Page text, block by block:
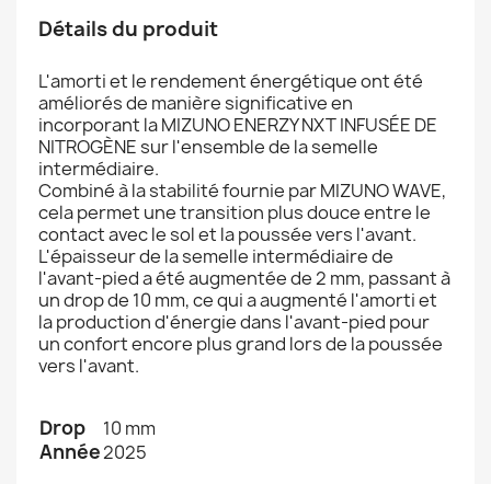
Détails du produit
L'amorti et le rendement énergétique ont été
améliorés de manière significative en
incorporant la MIZUNO ENERZY NXT INFUSÉE DE
NITROGÈNE sur l'ensemble de la semelle
intermédiaire.
Combiné à la stabilité fournie par MIZUNO WAVE,
cela permet une transition plus douce entre le
contact avec le sol et la poussée vers l'avant.
L'épaisseur de la semelle intermédiaire de
l'avant-pied a été augmentée de 2 mm, passant à
un drop de 10 mm, ce qui a augmenté l'amorti et
la production d'énergie dans l'avant-pied pour
un confort encore plus grand lors de la poussée
vers l'avant.
Drop 10 mm
Année2025